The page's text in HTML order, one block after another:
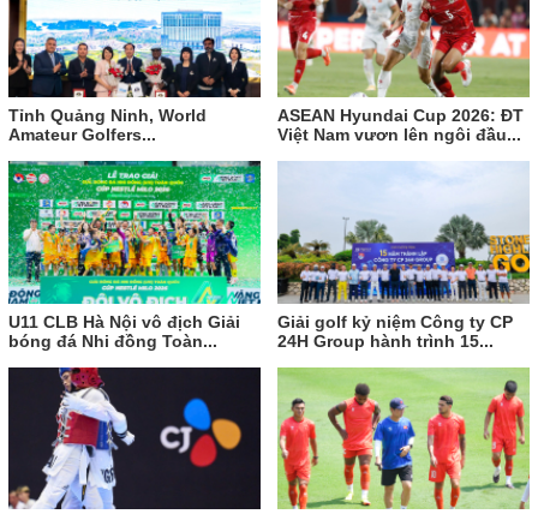
Tỉnh Quảng Ninh, World
Amateur Golfers...
ASEAN Hyundai Cup 2026: ĐT
Việt Nam vươn lên ngôi đầu...
U11 CLB Hà Nội vô địch Giải
bóng đá Nhi đồng Toàn...
Giải golf kỷ niệm Công ty CP
24H Group hành trình 15...